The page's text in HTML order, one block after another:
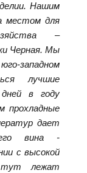
Нашим
местом для
–
Черная. Мы
западном
лучшие
в году
прохладные
дает
вина -
с высокой
тут лежат